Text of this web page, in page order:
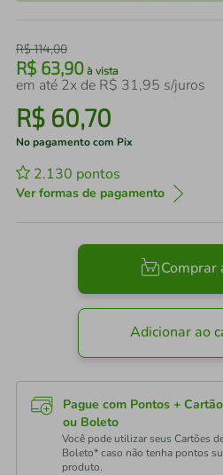
R$114,00
R$ 63,90 à vista
em até 2x de R$ 31,95 s/juros
R$ 60,70
No pagamento com Pix
2.130 pontos
Ver formas de pagamento
Comprar
Adicionar ao
Pague com Pontos +
ou Boleto
Você pode utilizar seus Cartões
Boleto* caso não tenha pontos
produto.